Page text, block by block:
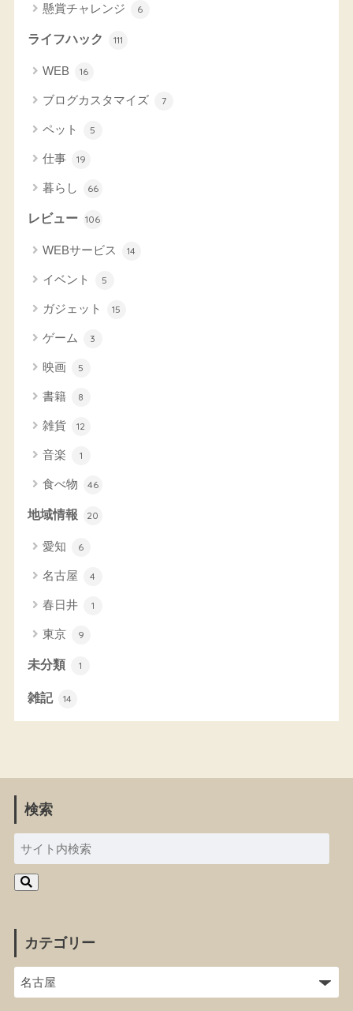
懸賞チャレンジ 6
ライフハック 111
WEB 16
ブログカスタマイズ 7
ペット 5
仕事 19
暮らし 66
レビュー 106
WEBサービス 14
イベント 5
ガジェット 15
ゲーム 3
映画 5
書籍 8
雑貨 12
音楽 1
食べ物 46
地域情報 20
愛知 6
名古屋 4
春日井 1
東京 9
未分類 1
雑記 14
検索
カテゴリー